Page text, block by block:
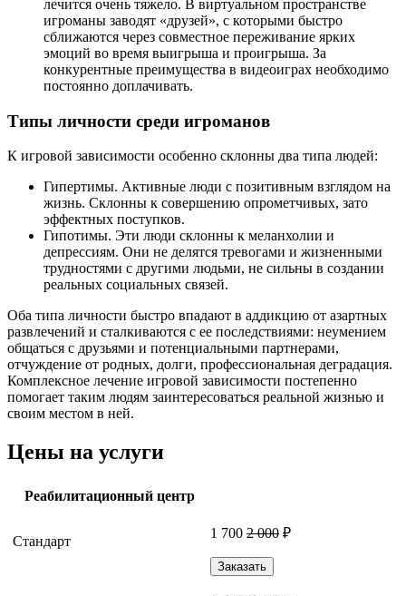
лечится очень тяжело. В виртуальном пространстве
игроманы заводят «друзей», с которыми быстро
сближаются через совместное переживание ярких
эмоций во время выигрыша и проигрыша. За
конкурентные преимущества в видеоиграх необходимо
постоянно доплачивать.
Типы личности среди игроманов
К игровой зависимости особенно склонны два типа людей:
Гипертимы. Активные люди с позитивным взглядом на
жизнь. Склонны к совершению опрометчивых, зато
эффектных поступков.
Гипотимы. Эти люди склонны к меланхолии и
депрессиям. Они не делятся тревогами и жизненными
трудностями с другими людьми, не сильны в создании
реальных социальных связей.
Оба типа личности быстро впадают в аддикцию от азартных
развлечений и сталкиваются с ее последствиями: неумением
общаться с друзьями и потенциальными партнерами,
отчуждение от родных, долги, профессиональная деградация.
Комплексное лечение игровой зависимости постепенно
помогает таким людям заинтересоваться реальной жизнью и
своим местом в ней.
Цены на услуги
Реабилитационный центр
Стандарт
1 700 2 000 ₽
Заказать